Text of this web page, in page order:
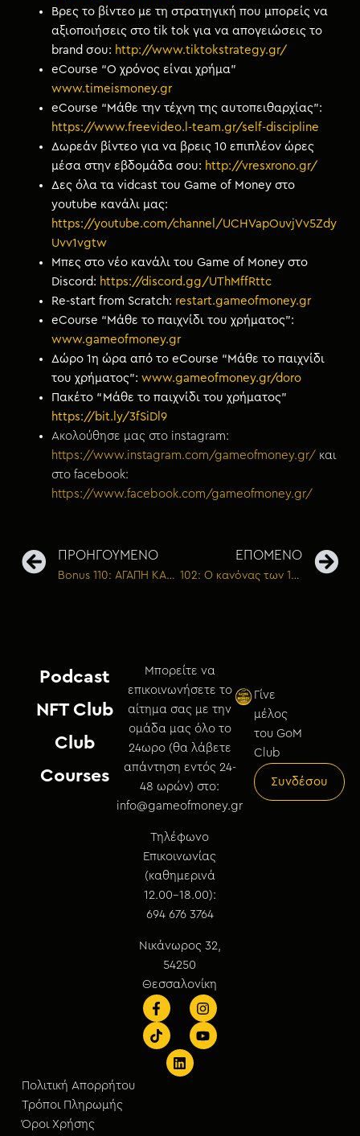
Βρες το βίντεο με τη στρατηγική που μπορείς να
αξιοποιήσεις στο tik tok για να απογειώσεις το
brand σου: http://www.tiktokstrategy.gr/
eCourse “Ο χρόνος είναι χρήμα”
www.timeismoney.gr
eCourse “Μάθε την τέχνη της αυτοπειθαρχίας”:
https://www.freevideo.l-team.gr/self-discipline
Δωρεάν βίντεο για να βρεις 10 επιπλέον ώρες
μέσα στην εβδομάδα σου: http://vresxrono.gr/
Δες όλα τα vidcast του Game of Money στο
youtube κανάλι μας:
https://youtube.com/channel/UCHVapOuvjVv5Zdy
Uvv1vgtw
Μπες στο νέο κανάλι του Game of Money στο
Discord: https://discord.gg/UThMffRttc
Re-start from Scratch: restart.gameofmoney.gr
eCourse “Μάθε το παιχνίδι του χρήματος”:
www.gameofmoney.gr
Δώρο 1η ώρα από το eCourse “Μάθε το παιχνίδι
του χρήματος”:www.gameofmoney.gr/doro
Πακέτο “Μάθε το παιχνίδι του χρήματος”
https://bit.ly/3fSiDl9
Ακολούθησε μας στο instagram:
https://www.instagram.com/gameofmoney.gr/ και
στο facebook:
https://www.facebook.com/gameofmoney.gr/
ΠΡΟΗΓΟΥΜΕΝΟ
Bonus 110: ΑΓΑΠΗ ΚΑΛΟΓΗΡΟΥ – Ποιο είναι το μυστικό της επιτυχίας
ΕΠΟΜΕΝΟ
102: Ο κανόνας των 100 ωρών
Podcast
NFT Club
Club
Courses
Μπορείτε να
επικοινωνήσετε το
αίτημα σας με την
ομάδα μας όλο το
24ωρο (θα λάβετε
απάντηση εντός 24-
48 ωρών) στο:
info@gameofmoney.gr
Τηλέφωνο
Επικοινωνίας
(καθημερινά
12.00-18.00):
694 676 3764
Νικάνωρος 32,
54250
Θεσσαλονίκη
Γίνε
μέλος
του GoM
Club
Συνδέσου
Πολιτική Απορρήτου
Τρόποι Πληρωμής
Όροι Χρήσης